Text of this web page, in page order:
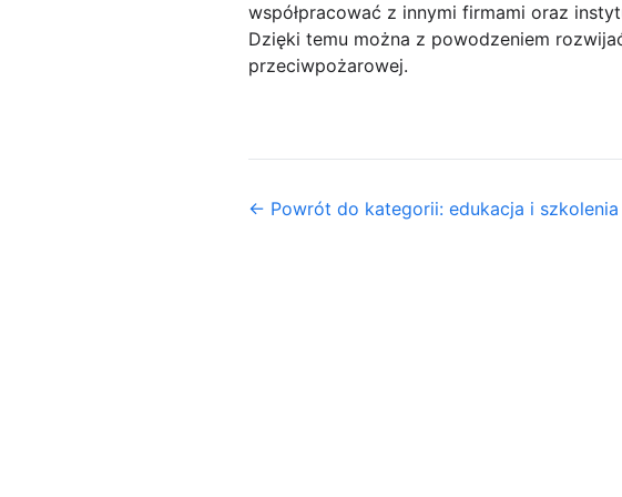
współpracować z innymi firmami oraz
Dzięki temu można z powodzeniem
przeciwpożarowej.
← Powrót do kategorii: edukacja i szkolenia